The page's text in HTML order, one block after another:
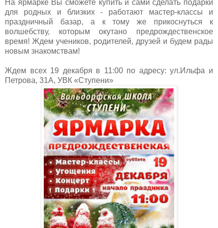
На ярмарке Вы сможете купить и сами сделать подарки
для родных и близких - работают мастер-классы и
праздничный базар, а к тому же прикоснуться к
волшебству, которым окутано предрождественское
время! Ждем учеников, родителей, друзей и будем рады
новым знакомствам!
Ждем всех 19 декабря в 11:00 по адресу: ул.Ильфа и
Петрова, 31А, УВК «Ступени»